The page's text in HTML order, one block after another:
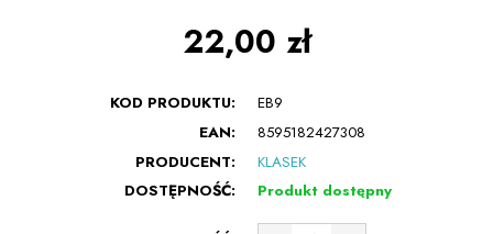
22,00 zł
KOD PRODUKTU:
EB9
EAN:
8595182427308
PRODUCENT:
KLASEK
DOSTĘPNOŚĆ:
Produkt dostępny